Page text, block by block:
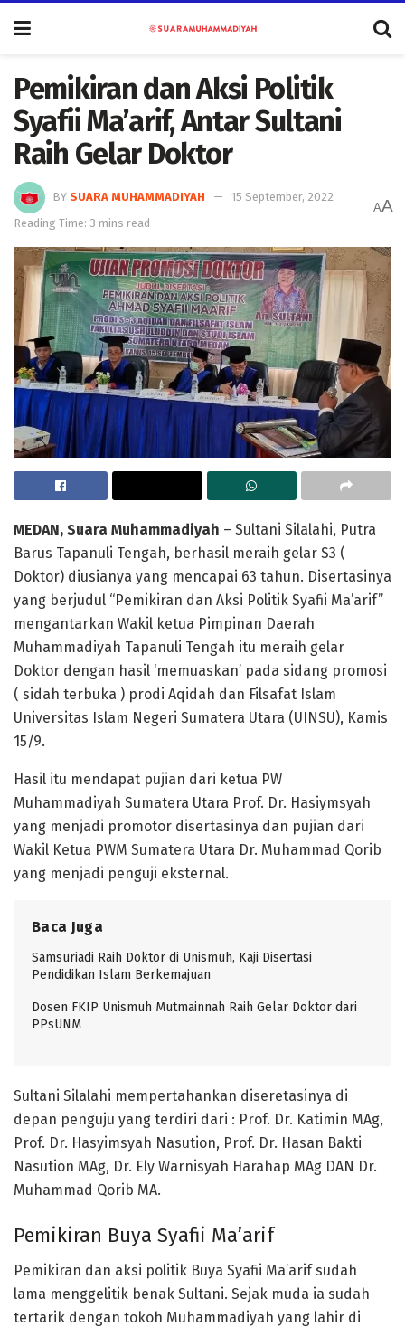
Pemikiran dan Aksi Politik
Syafii Ma’arif, Antar Sultani
Raih Gelar Doktor
BY SUARA MUHAMMADIYAH
15 September, 2022
Reading Time: 3 mins read
AA
MEDAN, Suara Muhammadiyah – Sultani Silalahi, Putra
Barus Tapanuli Tengah, berhasil meraih gelar S3 (
Doktor) diusianya yang mencapai 63 tahun. Disertasinya
yang berjudul “Pemikiran dan Aksi Politik Syafii Ma’arif”
mengantarkan Wakil ketua Pimpinan Daerah
Muhammadiyah Tapanuli Tengah itu meraih gelar
Doktor dengan hasil ‘memuaskan’ pada sidang promosi
( sidah terbuka ) prodi Aqidah dan Filsafat Islam
Universitas Islam Negeri Sumatera Utara (UINSU), Kamis
15/9.
Hasil itu mendapat pujian dari ketua PW
Muhammadiyah Sumatera Utara Prof. Dr. Hasiymsyah
yang menjadi promotor disertasinya dan pujian dari
Wakil Ketua PWM Sumatera Utara Dr. Muhammad Qorib
yang menjadi penguji eksternal.
Baca Juga
Samsuriadi Raih Doktor di Unismuh, Kaji Disertasi
Pendidikan Islam Berkemajuan
Dosen FKIP Unismuh Mutmainnah Raih Gelar Doktor dari
PPsUNM
Sultani Silalahi mempertahankan diseretasinya di
depan penguju yang terdiri dari : Prof. Dr. Katimin MAg,
Prof. Dr. Hasyimsyah Nasution, Prof. Dr. Hasan Bakti
Nasution MAg, Dr. Ely Warnisyah Harahap MAg DAN Dr.
Muhammad Qorib MA.
Pemikiran Buya Syafii Ma’arif
Pemikiran dan aksi politik Buya Syafii Ma’arif sudah
lama menggelitik benak Sultani. Sejak muda ia sudah
tertarik dengan tokoh Muhammadiyah yang lahir di